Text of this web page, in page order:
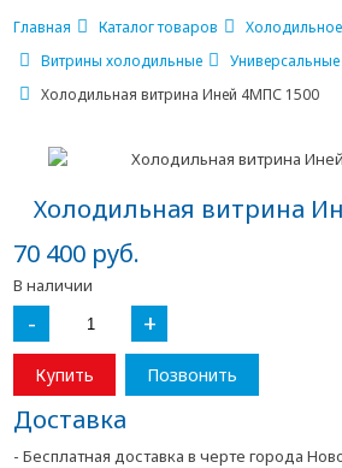
Главная Каталог товаров
Витрины холодильные
Холодильная витрина Иней 4МПС 1500
Холодильная витрина
70 400 руб.
В наличии
- +
Купить Позвонить
Доставка
- Бесплатная доставка в черте города